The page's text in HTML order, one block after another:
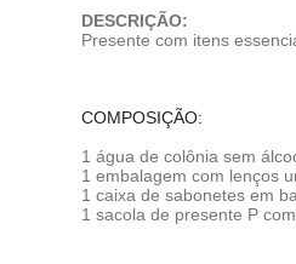
DESCRIÇÃO:
Presente com itens
COMPOSIÇÃO:
1 água de colônia sem
1 embalagem com lenços
1 caixa de sabonetes em
1 sacola de presente P com